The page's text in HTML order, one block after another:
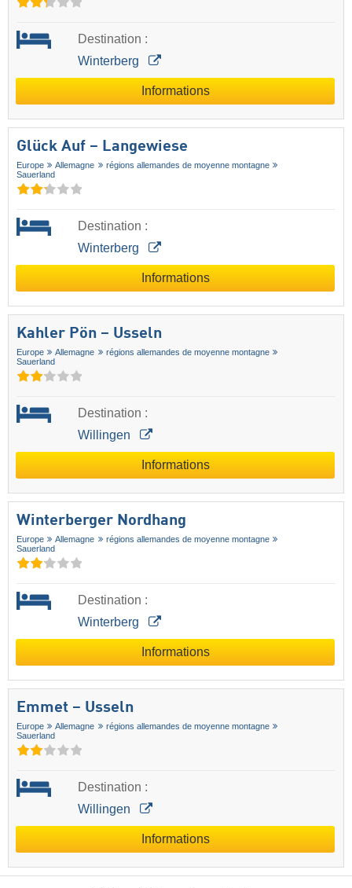
Destination :
Winterberg
Informations
Glück Auf – Langewiese
Europe Allemagne
régions allemandes de moyenne montagne
Sauerland
Destination :
Winterberg
Informations
Kahler Pön – Usseln
Europe Allemagne
régions allemandes de moyenne montagne
Sauerland
Destination :
Willingen
Informations
Winterberger Nordhang
Europe Allemagne
régions allemandes de moyenne montagne
Sauerland
Destination :
Winterberg
Informations
Emmet – Usseln
Europe Allemagne
régions allemandes de moyenne montagne
Sauerland
Destination :
Willingen
Informations